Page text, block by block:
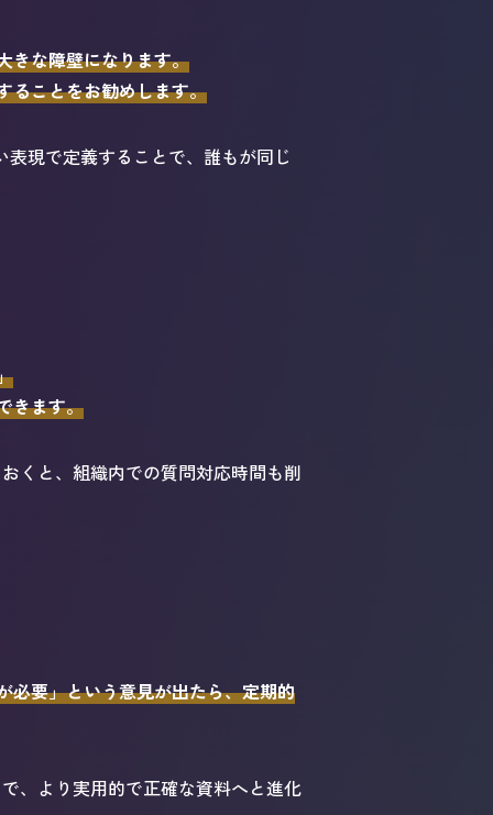
きな障壁になります。
ることをお勧めします。
現で定義することで、誰もが同じ
きます。
くと、組織内での質問対応時間も削
必要」という意見が出たら、定期的
、より実用的で正確な資料へと進化